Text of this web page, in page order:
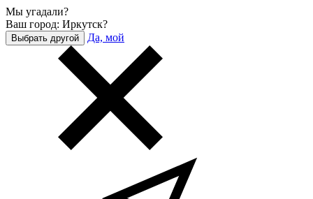
Мы угадали?
Ваш город: Иркутск?
Выбрать другой Да, мой